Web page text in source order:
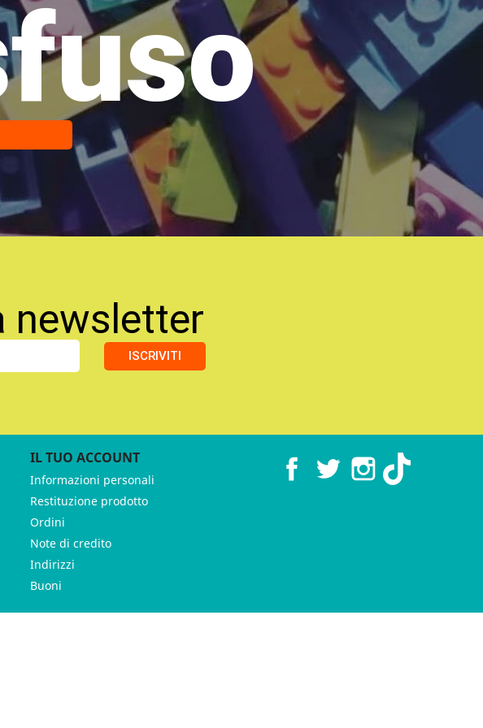
newsletter
ISCRIVITI
IL TUO ACCOUNT
Informazioni personali
Restituzione prodotto
Ordini
Note di credito
Indirizzi
Buoni
FacebookTwitter Instagram